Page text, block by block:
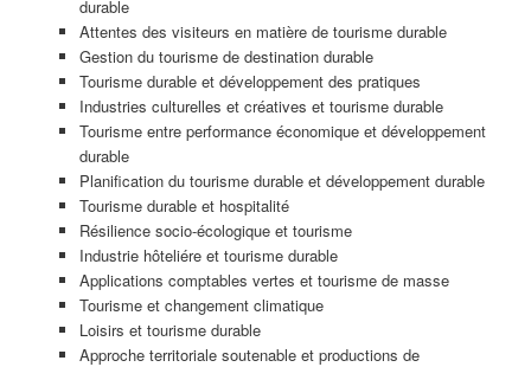
durable
Attentes des visiteurs en matière de tourisme durable
Gestion du tourisme de destination durable
Tourisme durable et développement des pratiques
Industries culturelles et créatives et tourisme durable
Tourisme entre performance économique et développement
durable
Planification du tourisme durable et développement durable
Tourisme durable et hospitalité
Résilience socio-écologique et tourisme
Industrie hôteliére et tourisme durable
Applications comptables vertes et tourisme de masse
Tourisme et changement climatique
Loisirs et tourisme durable
Approche territoriale soutenable et productions de